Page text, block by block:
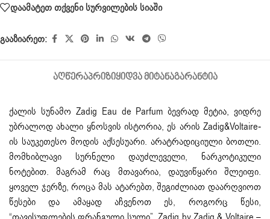
დაამატეთ თქვენი სურვილების სიაში
გააზიარეთ:
ᲐᲦᲬᲔᲠᲐᲞᲠᲘᲖᲘᲧᲘᲓᲕᲐ ᲛᲘᲢᲐᲜᲐᲒᲐᲠᲐᲜᲢᲘᲐ
ქალის სუნამო Zadig Eau de Parfum ბევრად მეტია, ვიდრე
უბრალოდ ახალი ყნოსვის ისტორია, ეს არის Zadig&Voltaire-
ის საუკეთესო მოდის აქსესუარი. არატრადიციული ბოთლი.
მომხიბლავი სურნელი დაუძლეველი, ნარკოტიკული
ნოტებით. მაგრამ რაც მთავარია, დაუვიწყარი შლეიფი.
ყოველ ჯერზე, როცა მას ატარებთ, შეგიძლიათ დაარღვიოთ
წესები და ამაყად აჩვენოთ ეს, როგორც წესი,